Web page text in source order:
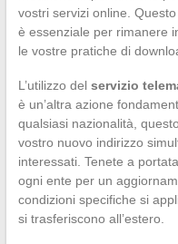
vostri servizi online. Questo
è essenziale per rimanere
le vostre pratiche di
L’utilizzo del servizio
è un’altra azione
qualsiasi nazionalità,
vostro nuovo indirizzo
interessati. Tenete a
ogni ente per un
condizioni specifiche si
si trasferiscono all’estero.